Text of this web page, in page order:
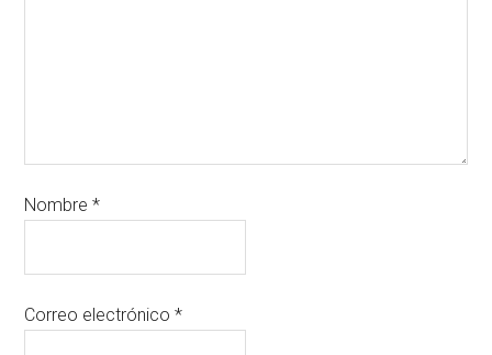
Nombre*
Correo electrónico*